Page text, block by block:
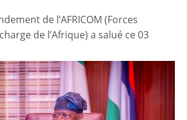
de l’AFRICOM (Forces
de l’Afrique) a salué ce 03